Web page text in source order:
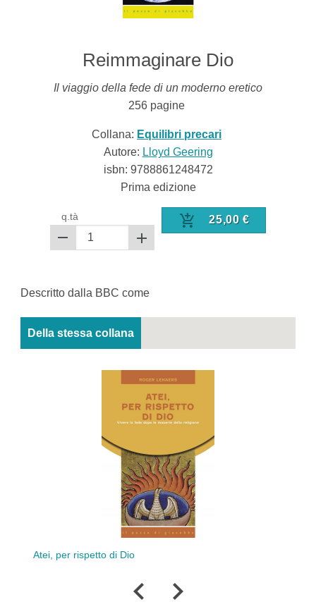
Reimmaginare Dio
Il viaggio della fede di un moderno eretico
256pagine
Collana: Equilibri precari
Autore: Lloyd Geering
isbn: 9788861248472
Prima edizione
q.tà 25,00 €
Descritto dalla BBC come
Della stessa collana
Atei, per rispetto di Dio